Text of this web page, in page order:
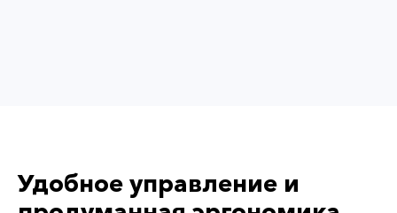
Удобное управление и